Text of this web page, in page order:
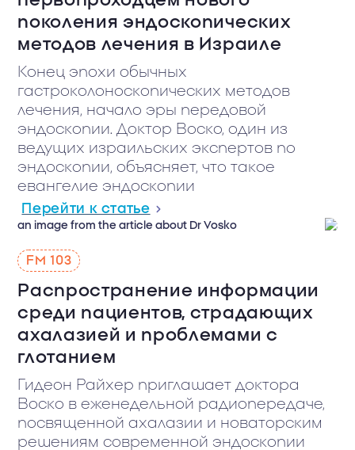
поколения эндоскопических
методов лечения в Израиле
Конец эпохи обычных
гастроколоноскопических методов
лечения, начало эры передовой
эндоскопии. Доктор Воско, один из
ведущих израильских экспертов по
эндоскопии, объясняет, что такое
евангелие эндоскопии
Перейти к статье
103 FМ
Распространение информации
среди пациентов, страдающих
ахалазией и проблемами с
глотанием
Гидеон Райхер приглашает доктора
Воско в еженедельной радиопередаче,
посвященной ахалазии и новаторским
решениям современной эндоскопии